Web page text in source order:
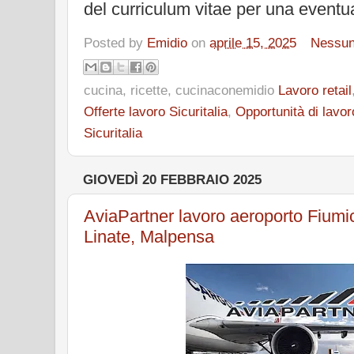
del curriculum vitae per una
Posted by Emidio on aprile 15, 2025
cucina, ricette, cucinaconemidio Lavoro retail
Offerte lavoro Sicuritalia, Opportunità di
Sicuritalia
GIOVEDÌ 20 FEBBRAIO 2025
AviaPartner lavoro aeroporto
Linate, Malpensa